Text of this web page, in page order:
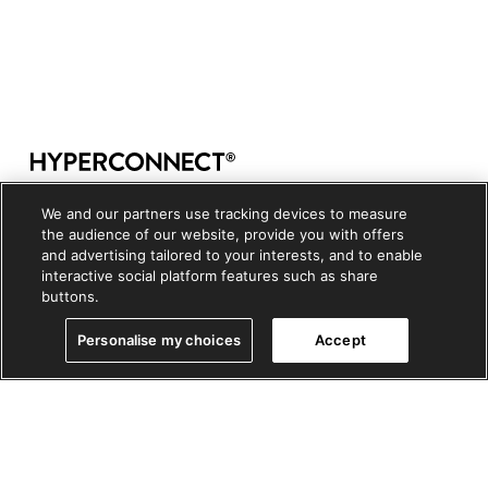
Copyright © 2026, HYPERCONNECT LLC. All rights
reserved
개인정보 처리방침 | 쿠키정책 | 쿠키설정
We and our partners use tracking devices to measure
the audience of our website, provide you with offers
and advertising tailored to your interests, and to enable
interactive social platform features such as share
buttons.
Personalise my choices Accept